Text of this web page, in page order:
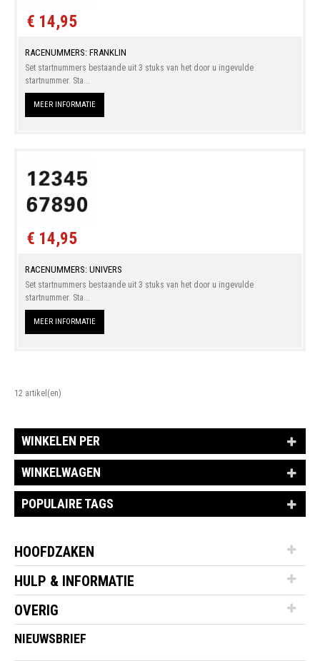
€ 14,95
RACENUMMERS: FRANKLIN
Set startnummers bestaande uit 3 stuks van het door u ingevulde
startnummer. Sta...
MEER INFORMATIE
€ 14,95
RACENUMMERS: UNIVERS
Set startnummers bestaande uit 3 stuks van het door u ingevulde
startnummer. Sta...
MEER INFORMATIE
12 artikel(en)
WINKELEN PER
WINKELWAGEN
POPULAIRE TAGS
HOOFDZAKEN
HULP & INFORMATIE
OVERIG
NIEUWSBRIEF